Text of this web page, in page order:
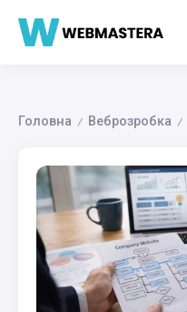
Головна / Веброзробка /